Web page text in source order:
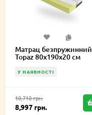
Матрац безпружинний
Topaz 80х190х20 см
У НАЯВНОСТІ
10,710 грн.
8,997 грн.